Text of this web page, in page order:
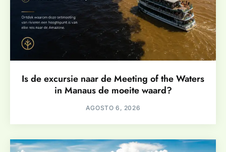
Is de excursie naar de Meeting of the Waters
in Manaus de moeite waard?
AGOSTO 6, 2026